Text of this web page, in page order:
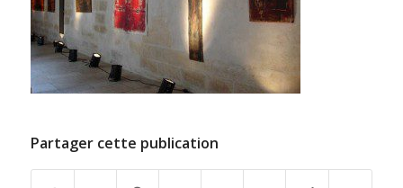
Partager cette publication